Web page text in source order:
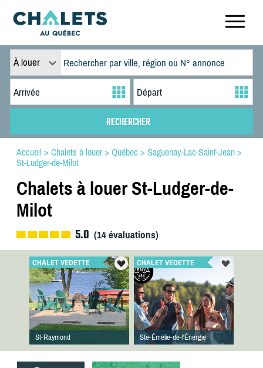
À louer
Accueil > Chalets à louer> Québec > Saguenay-Lac-Saint-Jean>
St-Ludger-de-Milot
Chalets à louer St-Ludger-de-
Milot
5.0 (14évaluations)
CHALET VEDETTE
St-Raymond
CHALET VEDETTE
Ste-Émélie-de-l'Énergie